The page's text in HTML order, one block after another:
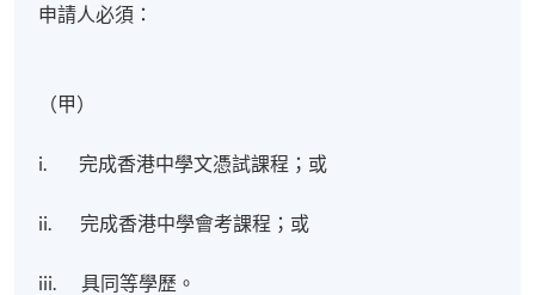
申請人必須：
（甲）
i. 完成香港中學文憑試課程；或
ii. 完成香港中學會考課程；或
iii. 具同等學歷。